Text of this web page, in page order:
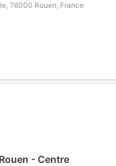
76000 Rouen, France
- Centre